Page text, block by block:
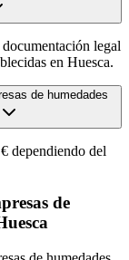
legal
en Huesca.
de humedades
dependiendo del
de